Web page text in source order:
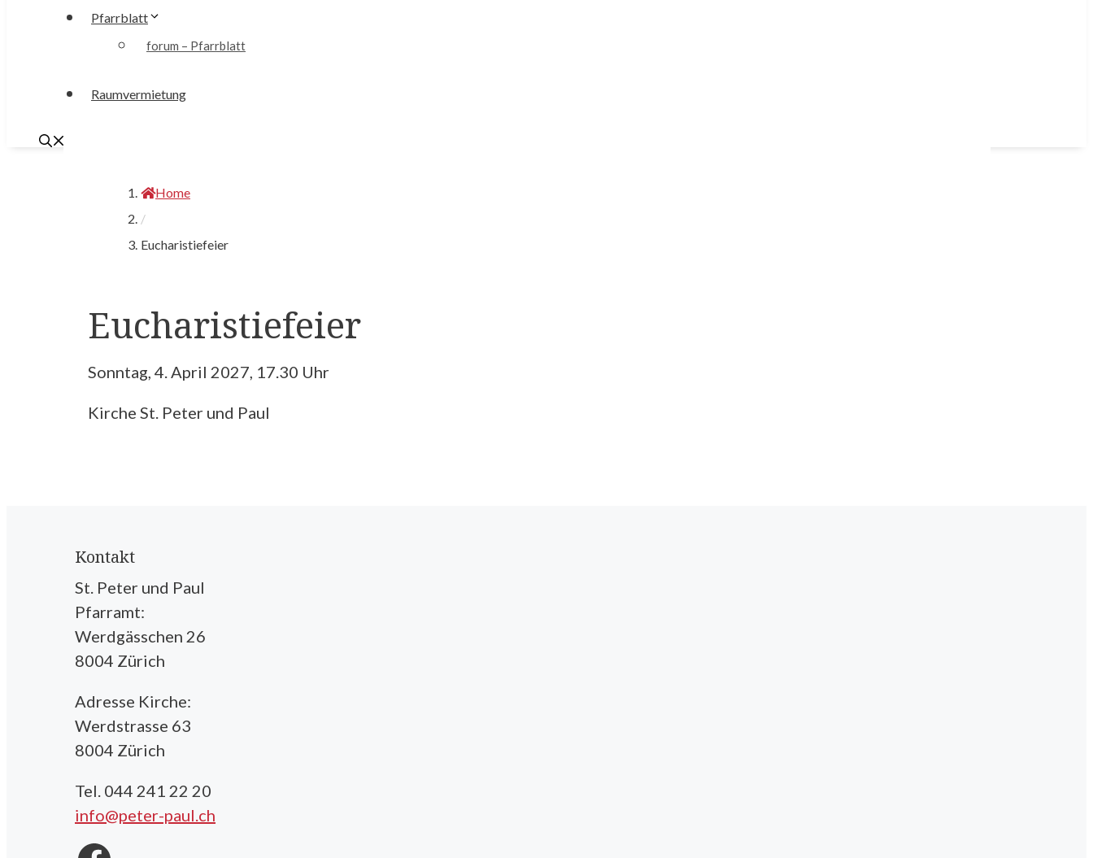
Pfarrblatt
forum – Pfarrblatt
Raumvermietung
Home
/
Eucharistiefeier
Eucharistiefeier
Sonntag, 4. April 2027, 17.30 Uhr
Kirche St. Peter und Paul
Kontakt
St. Peter und Paul
Pfarramt:
Werdgässchen 26
8004 Zürich
Adresse Kirche:
Werdstrasse 63
8004 Zürich
Tel. 044 241 22 20
info@peter-paul.ch